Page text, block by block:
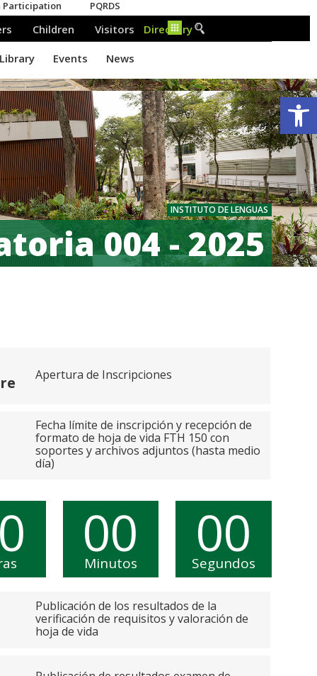
INSTITUTO DE LENGUAS
004 - 2025
Apertura de Inscripciones
Fecha límite de inscripción y recepción de
formato de hoja de vida FTH 150 con
soportes y archivos adjuntos (hasta medio
día)
00
Minutos 00
Segundos
Publicación de los resultados de la
verificación de requisitos y valoración de
hoja de vida